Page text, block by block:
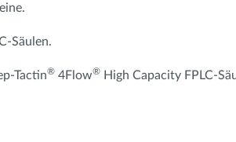
Säulen.
Tactin® 4Flow® High Capacity FPLC-